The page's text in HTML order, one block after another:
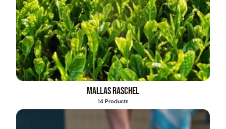
Mallas Raschel
14 Products